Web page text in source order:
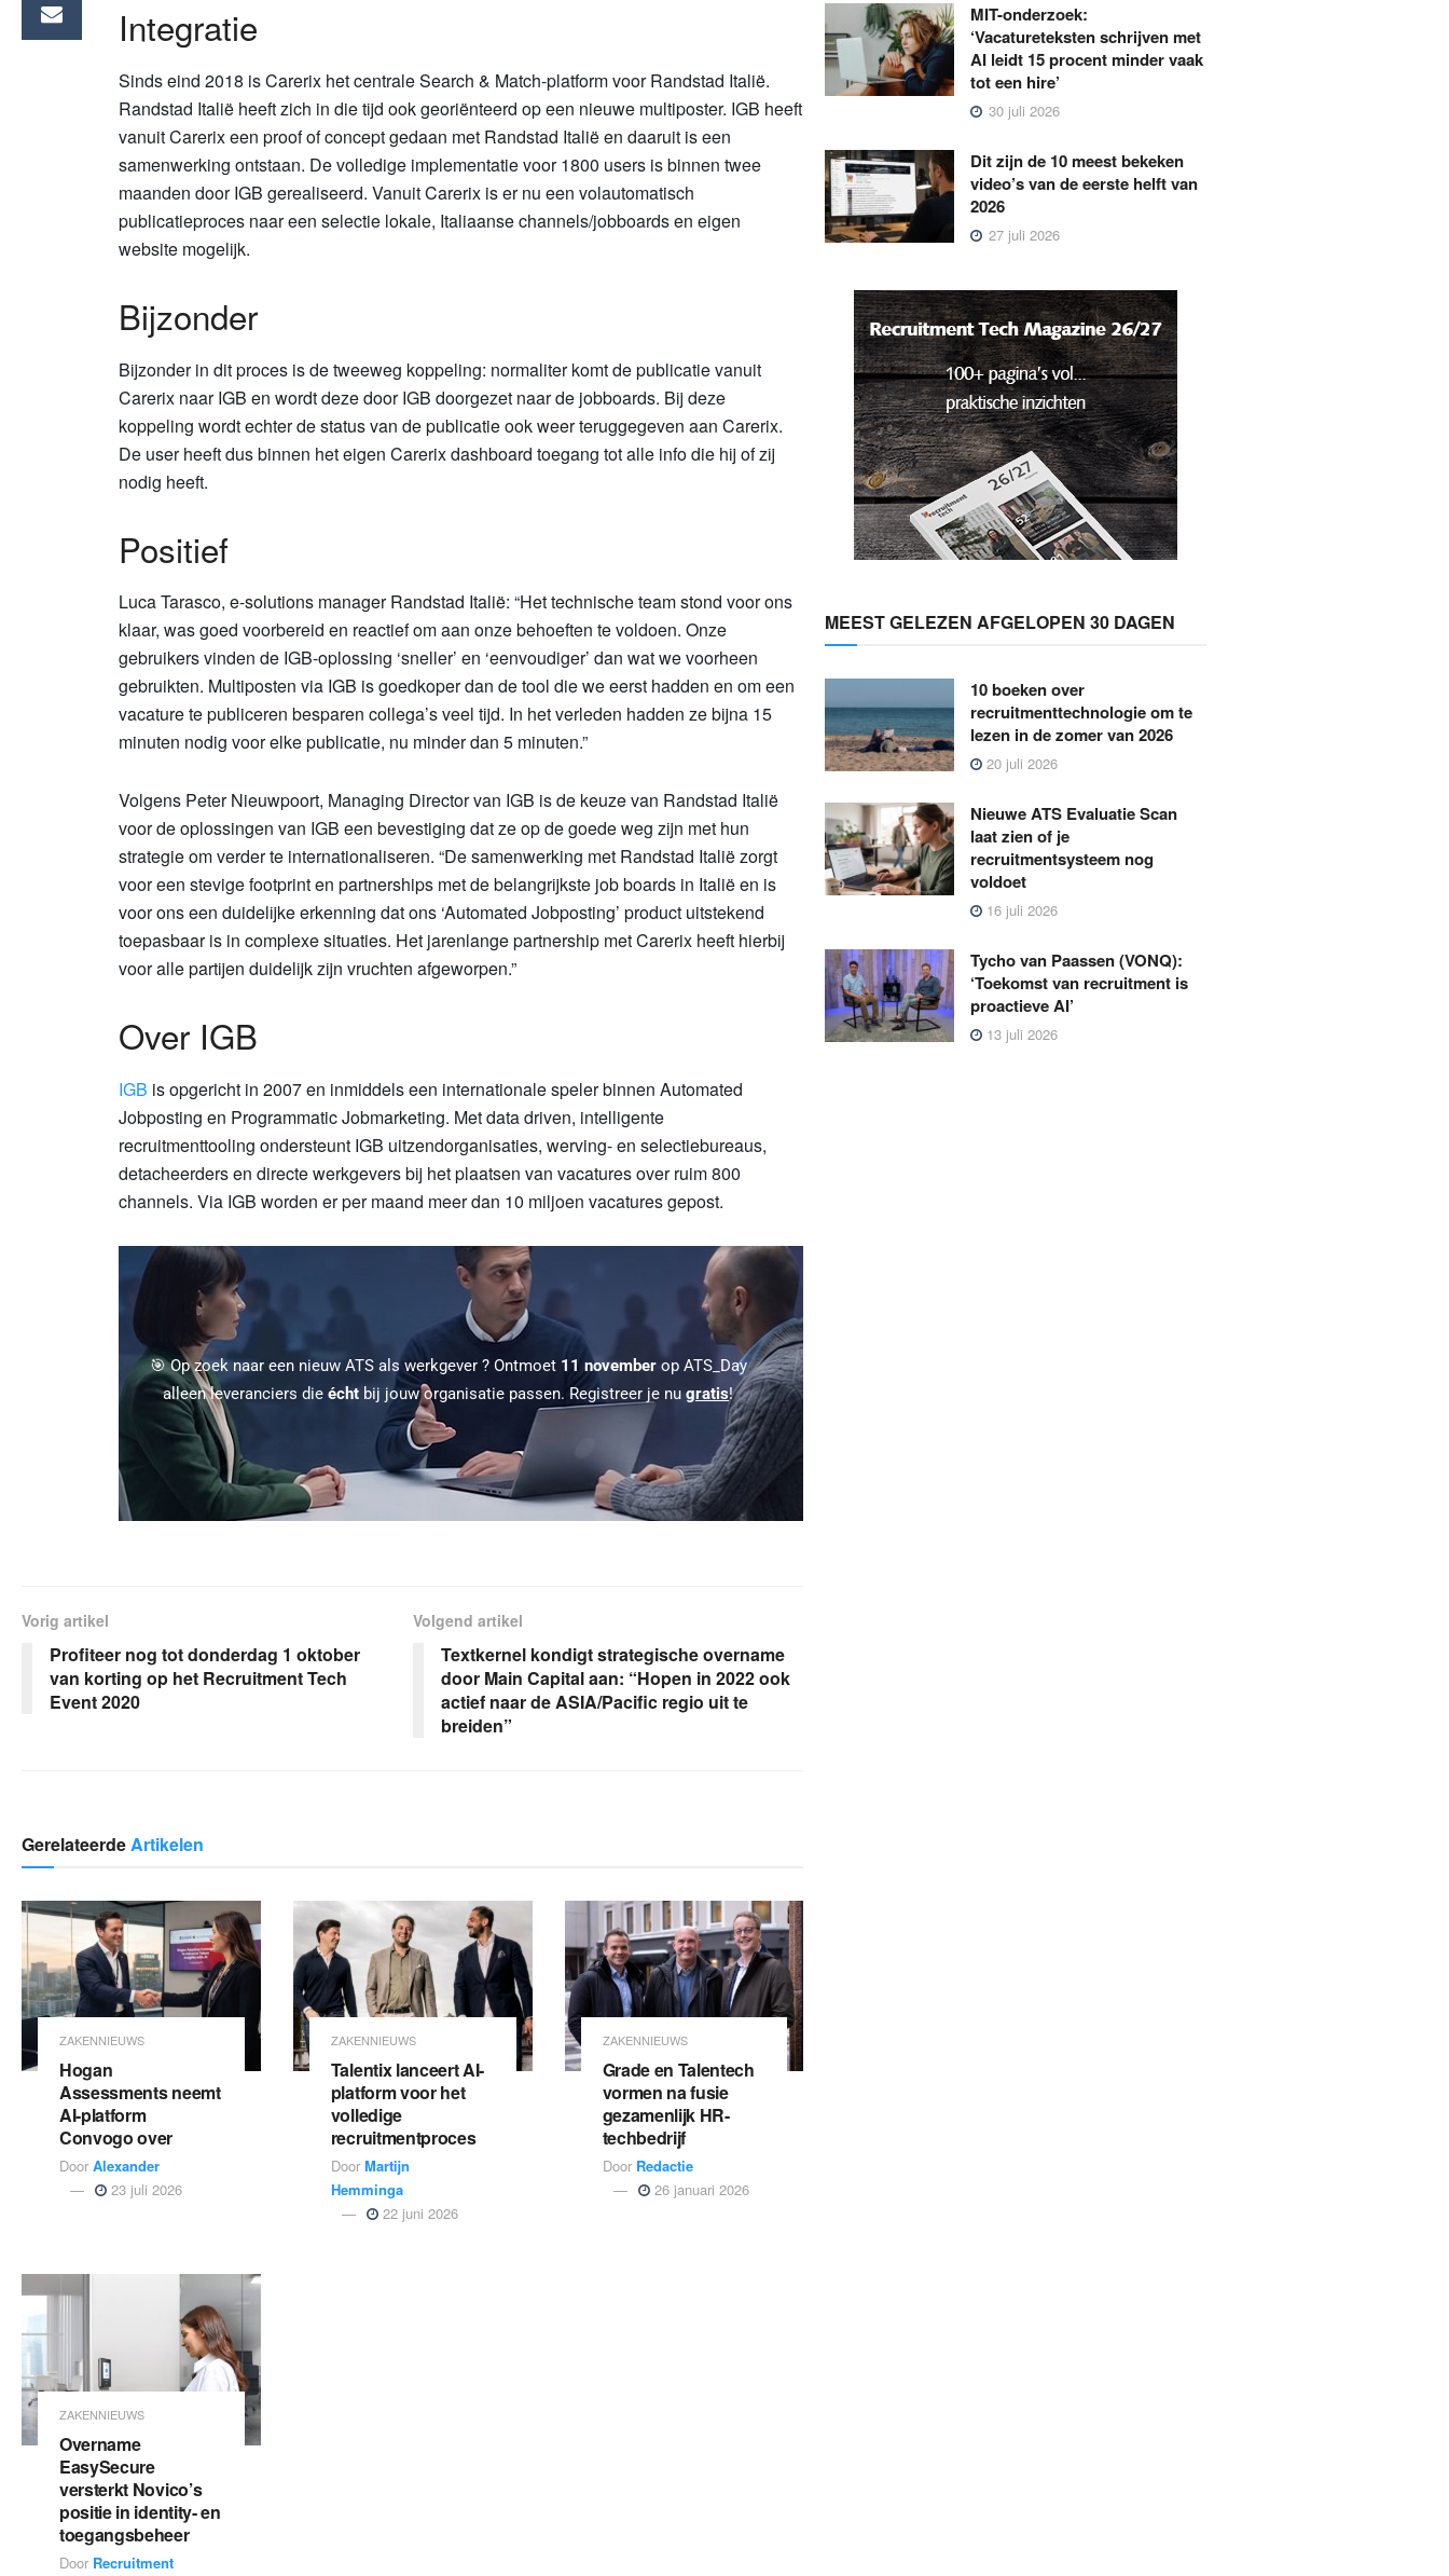
Integratie
Sinds eind 2018 is Carerix het centrale Search & Match-platform voor Randstad Italië.
Randstad Italië heeft zich in die tijd ook georiënteerd op een nieuwe multiposter. IGB heeft
vanuit Carerix een proof of concept gedaan met Randstad Italië en daaruit is een
samenwerking ontstaan. De volledige implementatie voor 1800 users is binnen twee
maanden door IGB gerealiseerd. Vanuit Carerix is er nu een volautomatisch
publicatieproces naar een selectie lokale, Italiaanse channels/jobboards en eigen
website mogelijk.
Bijzonder
Bijzonder in dit proces is de tweeweg koppeling: normaliter komt de publicatie vanuit
Carerix naar IGB en wordt deze door IGB doorgezet naar de jobboards. Bij deze
koppeling wordt echter de status van de publicatie ook weer teruggegeven aan Carerix.
De user heeft dus binnen het eigen Carerix dashboard toegang tot alle info die hij of zij
nodig heeft.
Positief
Luca Tarasco, e-solutions manager Randstad Italië: “Het technische team stond voor ons
klaar, was goed voorbereid en reactief om aan onze behoeften te voldoen. Onze
gebruikers vinden de IGB-oplossing ‘sneller’ en ‘eenvoudiger’ dan wat we voorheen
gebruikten. Multiposten via IGB is goedkoper dan de tool die we eerst hadden en om een
vacature te publiceren besparen collega’s veel tijd. In het verleden hadden ze bijna 15
minuten nodig voor elke publicatie, nu minder dan 5 minuten.”
Volgens Peter Nieuwpoort, Managing Director van IGB is de keuze van Randstad Italië
voor de oplossingen van IGB een bevestiging dat ze op de goede weg zijn met hun
strategie om verder te internationaliseren. “De samenwerking met Randstad Italië zorgt
voor een stevige footprint en partnerships met de belangrijkste job boards in Italië en is
voor ons een duidelijke erkenning dat ons ‘Automated Jobposting’ product uitstekend
toepasbaar is in complexe situaties. Het jarenlange partnership met Carerix heeft hierbij
voor alle partijen duidelijk zijn vruchten afgeworpen.”
Over IGB
IGB is opgericht in 2007 en inmiddels een internationale speler binnen Automated
Jobposting en Programmatic Jobmarketing. Met data driven, intelligente
recruitmenttooling ondersteunt IGB uitzendorganisaties, werving- en selectiebureaus,
detacheerders en directe werkgevers bij het plaatsen van vacatures over ruim 800
channels. Via IGB worden er per maand meer dan 10 miljoen vacatures gepost.
🎯 Op zoek naar een nieuw ATS als werkgever ? Ontmoet 11 novemberop ATS_Day
alleen leveranciers dieécht bij jouw organisatie passen. Registreer je nugratis!
Vorig artikel
Profiteer nog tot donderdag 1 oktober
van korting op het Recruitment Tech
Event 2020
Volgend artikel
Textkernel kondigt strategische overname
door Main Capital aan: “Hopen in 2022 ook
actief naar de ASIA/Pacific regio uit te
breiden”
GerelateerdeArtikelen
ZAKENNIEUWS
Hogan
Assessments neemt
AI-platform
Convogo over
Door Alexander
23 juli 2026
ZAKENNIEUWS
Talentix lanceert AI-
platform voor het
volledige
recruitmentproces
Door Martijn
Hemminga
22 juni 2026
ZAKENNIEUWS
Grade en Talentech
vormen na fusie
gezamenlijk HR-
techbedrijf
Door Redactie
26 januari 2026
ZAKENNIEUWS
Overname
EasySecure
versterkt Novico’s
positie in identity- en
toegangsbeheer
Door Recruitment
MIT-onderzoek:
‘Vacatureteksten schrijven met
AI leidt 15 procent minder vaak
tot een hire’
30 juli 2026
Dit zijn de 10 meest bekeken
video’s van de eerste helft van
2026
27 juli 2026
MEEST GELEZEN AFGELOPEN 30 DAGEN
10 boeken over
recruitmenttechnologie om te
lezen in de zomer van 2026
20 juli 2026
Nieuwe ATS Evaluatie Scan
laat zien of je
recruitmentsysteem nog
voldoet
16 juli 2026
Tycho van Paassen (VONQ):
‘Toekomst van recruitment is
proactieve AI’
13 juli 2026